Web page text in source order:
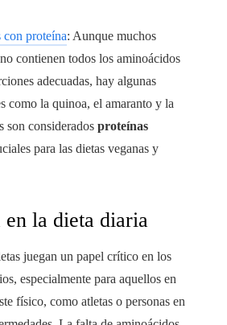
con proteína: Aunque muchos
contienen todos los aminoácidos
adecuadas, hay algunas
como la quinoa, el amaranto y la
son considerados proteínas
para las dietas veganas y
la dieta diaria
juegan un papel crítico en los
especialmente para aquellos en
físico, como atletas o personas en